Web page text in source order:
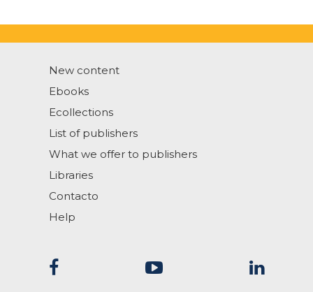
New content
Ebooks
Ecollections
List of publishers
What we offer to publishers
Libraries
Contacto
Help